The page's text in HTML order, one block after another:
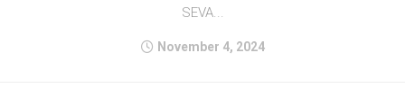
SEVA...
November 4, 2024